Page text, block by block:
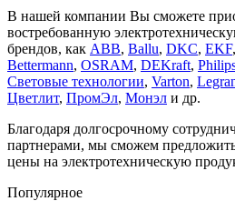
В нашей компании Вы сможете
востребованную
брендов, как ABB, Ballu, DKC, EKF,
Bettermann, OSRAM, DEKraft,
Световые технологии, Varton,
Цветлит, ПромЭл, Монэл и др.
Благодаря долгосрочному
партнерами, мы сможем
цены на электротехническую
Популярное